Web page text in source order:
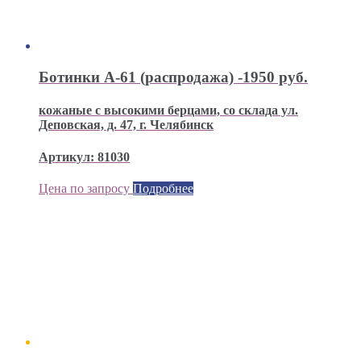
Ботинки А-61 (распродажа) -1950 руб.
кожаные с высокими берцами, со склада ул.
Деповская, д. 47, г. Челябинск
Артикул: 81030
Цена по запросу Подробнее